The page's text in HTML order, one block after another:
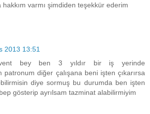
varmı şimdiden teşekkür ederim
2013 13:51
bey ben 3 yıldır bir iş yerinde
patronum diğer çalışana beni işten çıkarırsa
diye sormuş bu durumda ben işten
gösterip ayrılsam tazminat alabilirmiyim